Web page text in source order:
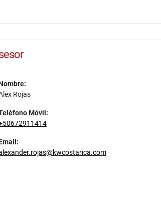
Rojas
Móvil: